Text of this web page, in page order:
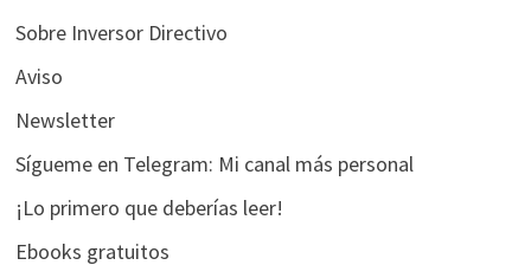
Sobre Inversor Directivo
Aviso
Newsletter
Sígueme en Telegram: Mi canal más personal
¡Lo primero que deberías leer!
Ebooks gratuitos
Para que
podamos
mejorar la
funcionalidad
de la web, en
base a cómo